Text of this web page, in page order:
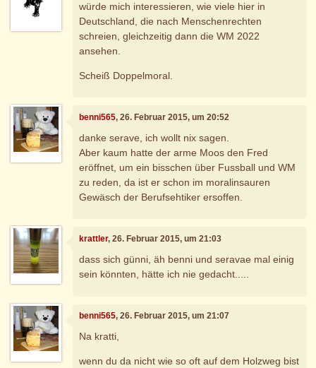
würde mich interessieren, wie viele hier in
Deutschland, die nach Menschenrechten
schreien, gleichzeitig dann die WM 2022
ansehen.
Scheiß Doppelmoral.
benni565, 26. Februar 2015, um 20:52
danke serave, ich wollt nix sagen.
Aber kaum hatte der arme Moos den Fred
eröffnet, um ein bisschen über Fussball und WM
zu reden, da ist er schon im moralinsauren
Gewäsch der Berufsehtiker ersoffen.
krattler, 26. Februar 2015, um 21:03
dass sich günni, äh benni und seravae mal einig
sein könnten, hätte ich nie gedacht.....
benni565, 26. Februar 2015, um 21:07
Na kratti,
wenn du da nicht wie so oft auf dem Holzweg bist